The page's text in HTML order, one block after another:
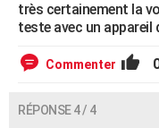
très certainement la
teste avec un appareil
Commenter
RÉPONSE 4 / 4